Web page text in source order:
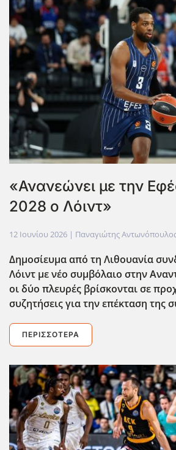
«Ανανεώνει με την
2028 ο Λόιντ»
12 Ιουνίου 2026 | Παναγιώτης
Δημοσίευμα από τη Λιθουανία
Λόιντ με νέο συμβόλαιο στην
οι δύο πλευρές βρίσκονται σε
συζητήσεις για την επέκταση της
ΠΕΡΙΣΣΌΤΕΡΑ